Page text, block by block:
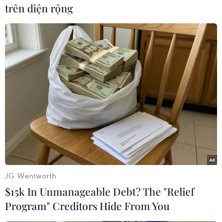
với các cơ quan chức năng nơi có tuyến cao tốc
đi qua kiểm tra hiện trường, xác định, phát hiện
tồn tại, bất cập của dự án so với tiêu chuẩn, quy
chuẩn kỹ thuật của đường cao tốc, các tồn tại
(nếu có) để có ý kiến góp ý về phương án tổ
chức giao thông trong quá trình chủ đầu tư tổ
chức khảo sát, lập, trình cấp có thẩm quyền
thẩm định, phê duyệt.
Trước đó, Bộ Giao thông Vận tải đã có yêu cầu
tốc 4 làn xe sắp đưa vào vận hành.
trên diện rộng
JG Wentworth
$15k In Unmanageable Debt? The "Relief
Program" Creditors Hide From You